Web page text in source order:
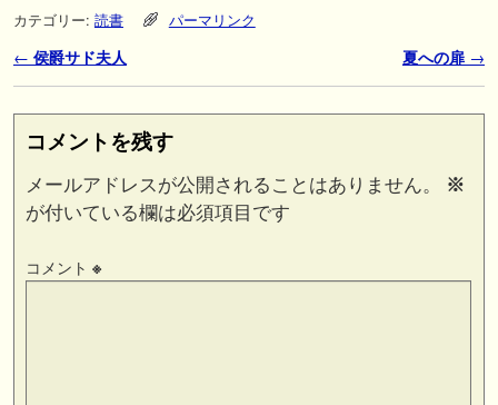
カテゴリー: 読書 パーマリンク
投稿ナビゲーション
← 侯爵サド夫人 夏への扉 →
コメントを残す
メールアドレスが公開されることはありません。
※
が付いている欄は必須項目です
コメント ※